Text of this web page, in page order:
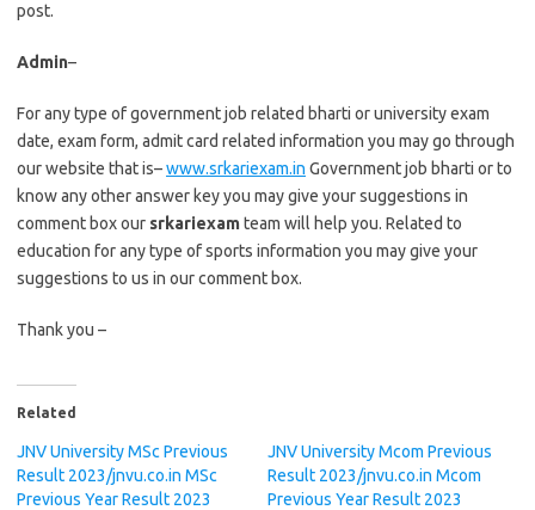
post.
Admin–
For any type of government job related bharti or university exam
date, exam form, admit card related information you may go through
our website that is–www.srkariexam.in Government job bharti or to
know any other answer key you may give your suggestions in
comment box our srkariexamteam will help you. Related to
education for any type of sports information you may give your
suggestions to us in our comment box.
Thank you –
Related
JNV University MSc Previous
Result 2023/jnvu.co.in MSc
Previous Year Result 2023
JNV University Mcom Previous
Result 2023/jnvu.co.in Mcom
Previous Year Result 2023